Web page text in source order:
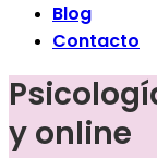
Blog
Contacto
y online